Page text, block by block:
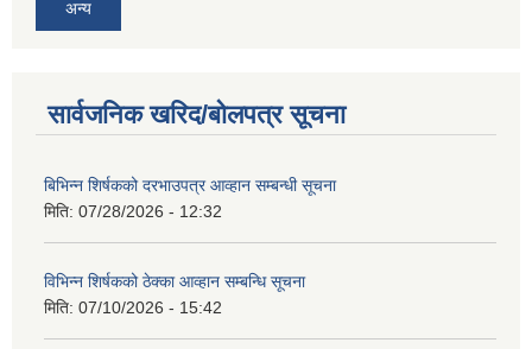
अन्य
सार्वजनिक खरिद/बोलपत्र सूचना
बिभिन्‍न शिर्षकको दरभाउपत्र आव्हान सम्बन्धी सूचना
मिति: 07/28/2026 - 12:32
विभिन्न शिर्षकको ठेक्का आव्हान सम्बन्धि सूचना
मिति: 07/10/2026 - 15:42